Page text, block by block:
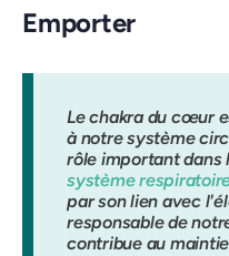
Emporter
Le chakra du cœur
à notre système
rôle important dans
système
par son lien avec
responsable de
contribue au